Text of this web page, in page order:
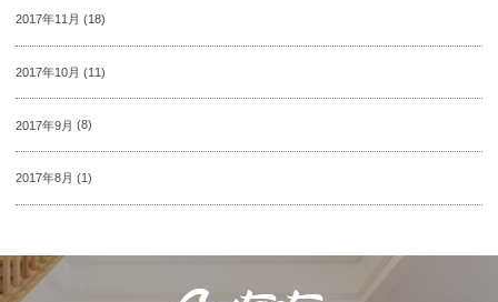
2017年11月 (18)
2017年10月 (11)
2017年9月 (8)
2017年8月 (1)